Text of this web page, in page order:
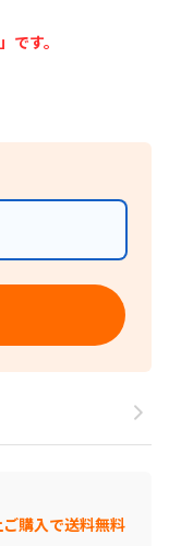
です。
購入で送料無料